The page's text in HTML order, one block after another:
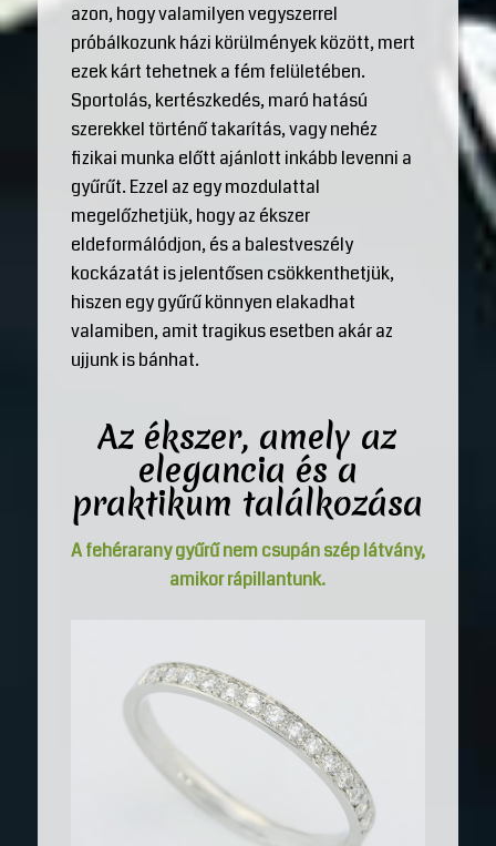
azon, hogy valamilyen vegyszerrel
próbálkozunk házi körülmények között, mert
ezek kárt tehetnek a fém felületében.
Sportolás, kertészkedés, maró hatású
szerekkel történő takarítás, vagy nehéz
fizikai munka előtt ajánlott inkább levenni a
gyűrűt. Ezzel az egy mozdulattal
megelőzhetjük, hogy az ékszer
eldeformálódjon, és a balestveszély
kockázatát is jelentősen csökkenthetjük,
hiszen egy gyűrű könnyen elakadhat
valamiben, amit tragikus esetben akár az
ujjunk is bánhat.
Az ékszer, amely az
elegancia és a
praktikum találkozása
A fehérarany gyűrű nem csupán szép látvány,
amikor rápillantunk.